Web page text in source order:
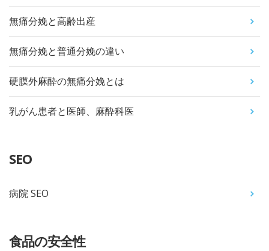
無痛分娩と高齢出産
無痛分娩と普通分娩の違い
硬膜外麻酔の無痛分娩とは
乳がん患者と医師、麻酔科医
SEO
病院 SEO
食品の安全性